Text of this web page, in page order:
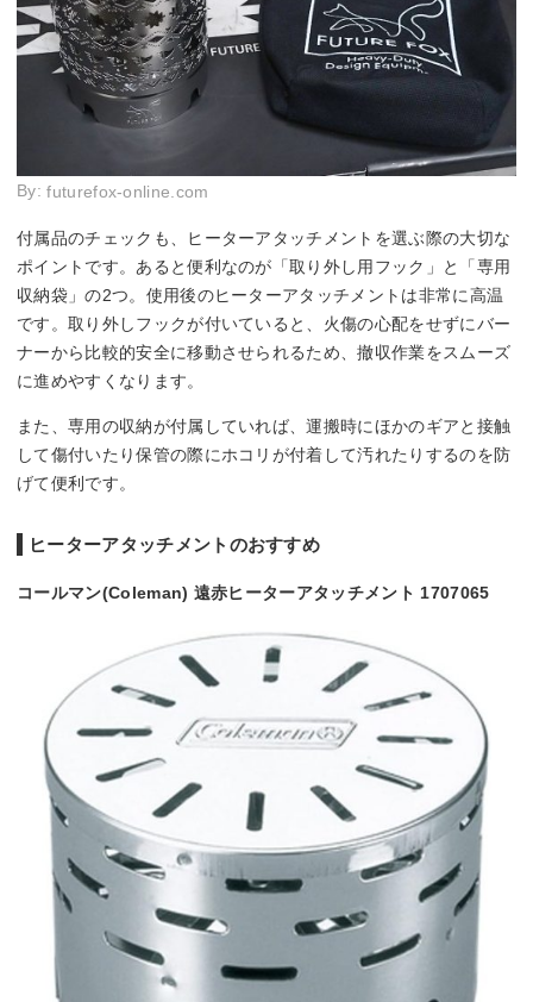
By:futurefox-online.com
付属品のチェックも、ヒーターアタッチメントを選ぶ際の大切な
ポイントです。あると便利なのが「取り外し用フック」と「専用
収納袋」の2つ。使用後のヒーターアタッチメントは非常に高温
です。取り外しフックが付いていると、火傷の心配をせずにバー
ナーから比較的安全に移動させられるため、撤収作業をスムーズ
に進めやすくなります。
また、専用の収納が付属していれば、運搬時にほかのギアと接触
して傷付いたり保管の際にホコリが付着して汚れたりするのを防
げて便利です。
ヒーターアタッチメントのおすすめ
コールマン(Coleman) 遠赤ヒーターアタッチメント 1707065